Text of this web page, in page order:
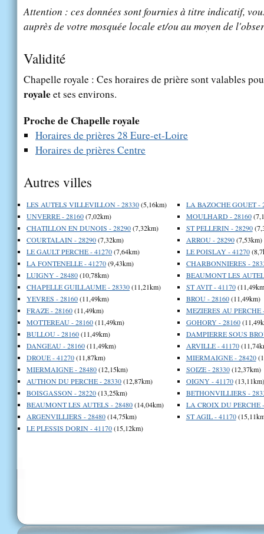
Attention : ces données sont fournies à titre indicatif,
auprès de votre mosquée locale et/ou au moyen de
Validité
Chapelle royale : Ces horaires de prière sont valables
royaleet ses environs.
Proche de Chapelle royale
Horaires de prières 28 Eure-et-Loire
Horaires de prières Centre
Autres villes
LES AUTELS VILLEVILLON - 28330(5,16km)
UNVERRE - 28160(7,02km)
CHATILLON EN DUNOIS - 28290(7,32km)
COURTALAIN - 28290(7,32km)
LE GAULT PERCHE - 41270(7,64km)
LA FONTENELLE - 41270(9,43km)
LUIGNY - 28480(10,78km)
CHAPELLE GUILLAUME - 28330(11,21km)
YEVRES - 28160(11,49km)
FRAZE - 28160(11,49km)
MOTTEREAU - 28160(11,49km)
BULLOU - 28160(11,49km)
DANGEAU - 28160(11,49km)
DROUE - 41270(11,87km)
MIERMAIGNE - 28480(12,15km)
AUTHON DU PERCHE - 28330(12,87km)
BOISGASSON - 28220(13,25km)
BEAUMONT LES AUTELS - 28480(14,04km)
ARGENVILLIERS - 28480(14,75km)
LE PLESSIS DORIN - 41170(15,12km)
LA BAZOCHE GOUET -
MOULHARD - 28160
ST PELLERIN - 28290
ARROU - 28290(7,53km)
LE POISLAY - 41270
CHARBONNIERES -
BEAUMONT LES
ST AVIT - 41170
BROU - 28160(11,49km)
MEZIERES AU PERCHE
GOHORY - 28160
DAMPIERRE SOUS
ARVILLE - 41170
MIERMAIGNE - 28420
SOIZE - 28330(12,37km)
OIGNY - 41170(13,11km)
BETHONVILLIERS -
LA CROIX DU PERCHE
ST AGIL - 41170